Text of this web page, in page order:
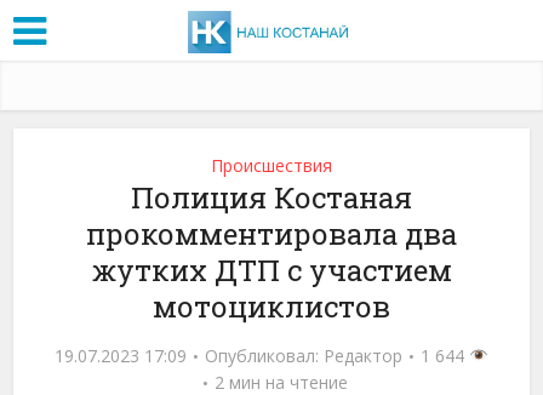
Проиcшествия
Полиция Костаная
прокомментировала два
жутких ДТП с участием
мотоциклистов
19.07.2023 17:09 Опубликовал: Редактор
1 644
2 мин на чтение